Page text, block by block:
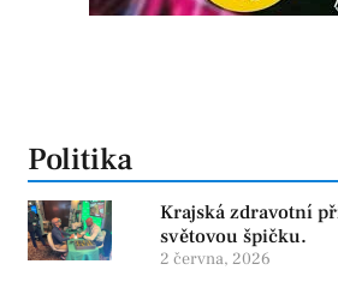
Politika
Krajská zdravotní
světovou špičku.
2 června, 2026